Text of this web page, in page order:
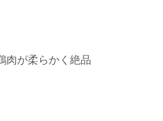
肉が柔らかく絶品